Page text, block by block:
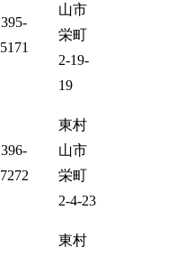
395-
5171
山市
栄町
2-19-
19
396-
7272
東村
山市
栄町
2-4-23
東村